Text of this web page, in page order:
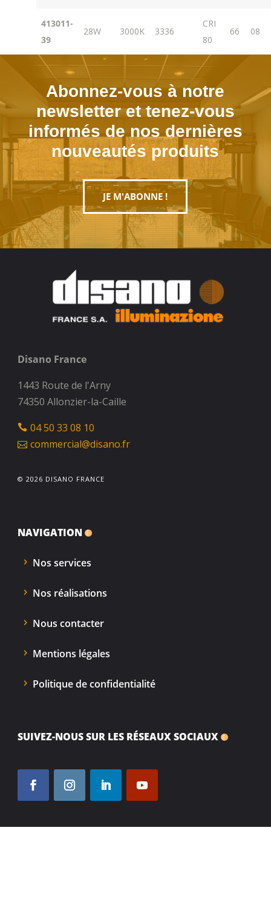
413011-
39
28W 3000K 3336
CRI
80
66 08
Abonnez-vous à notre
newsletter et tenez-vous
informés de nos dernières
nouveautés produits
JE M'ABONNE !
Disano France
1443 Route de l'Arny
74350 Allonzier-la-Caille
04 50 33 08 10
commercial@disano.fr
© 2026 DISANO FRANCE
NAVIGATION
Nos services
Nos réalisations
Nous contacter
Mentions légales
Politique de confidentialité
SUIVEZ-NOUS SUR LES RÉSEAUX SOCIAUX